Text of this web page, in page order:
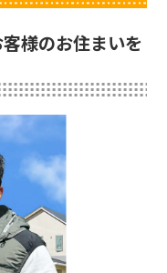
様のお住まいを